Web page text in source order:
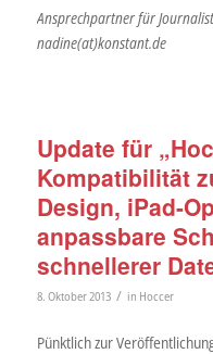
Ansprechpartner für
nadine(at)konstant.de
Update für
Kompatibilität
Design, iPad-
anpassbare
schnellerer
8. Oktober 2013 / in Hoccer
Pünktlich zur